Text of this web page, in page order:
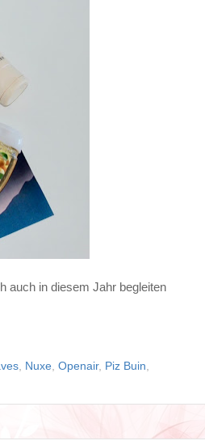
auch in diesem Jahr begleiten
, Nuxe, Openair, Piz Buin,